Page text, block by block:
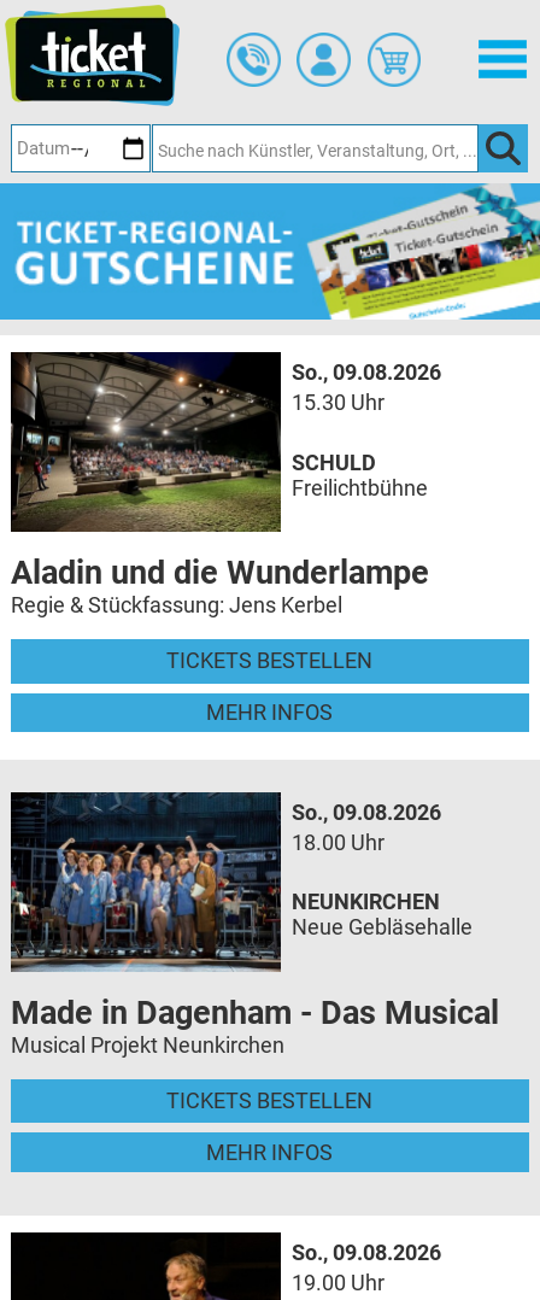
Hauptinhalt
springen
So., 09.08.2026
15.30 Uhr
Aladin und die Wunderlampe
Regie & Stückfassung: Jens Kerbel
TICKETS BESTELLEN
MEHR INFOS
SCHULD
Freilichtbühne
So., 09.08.2026
18.00 Uhr
Made in Dagenham - Das Musical
Musical Projekt Neunkirchen
TICKETS BESTELLEN
MEHR INFOS
NEUNKIRCHEN
Neue Gebläsehalle
So., 09.08.2026
19.00 Uhr